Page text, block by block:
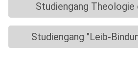
Studiengang Theologie
Studiengang "Leib-